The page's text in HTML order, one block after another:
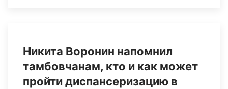
Никита Воронин напомнил
тамбовчанам, кто и как может
пройти диспансеризацию в